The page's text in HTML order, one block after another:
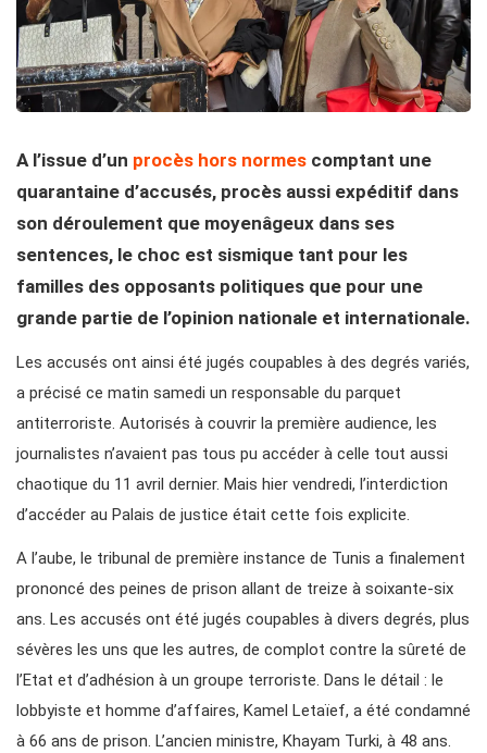
A l’issue d’un procès hors normes comptant une
quarantaine d’accusés, procès aussi expéditif dans
son déroulement que moyenâgeux dans ses
sentences, le choc est sismique tant pour les
familles des opposants politiques que pour une
grande partie de l’opinion nationale et internationale.
Les accusés ont ainsi été jugés coupables à des degrés variés,
a précisé ce matin samedi un responsable du parquet
antiterroriste. Autorisés à couvrir la première audience, les
journalistes n’avaient pas tous pu accéder à celle tout aussi
chaotique du 11 avril dernier. Mais hier vendredi, l’interdiction
d’accéder au Palais de justice était cette fois explicite.
A l’aube, le tribunal de première instance de Tunis a finalement
prononcé des peines de prison allant de treize à soixante-six
ans. Les accusés ont été jugés coupables à divers degrés, plus
sévères les uns que les autres, de complot contre la sûreté de
l’Etat et d’adhésion à un groupe terroriste. Dans le détail : le
lobbyiste et homme d’affaires, Kamel Letaïef, a été condamné
à 66 ans de prison. L’ancien ministre, Khayam Turki, à 48 ans.